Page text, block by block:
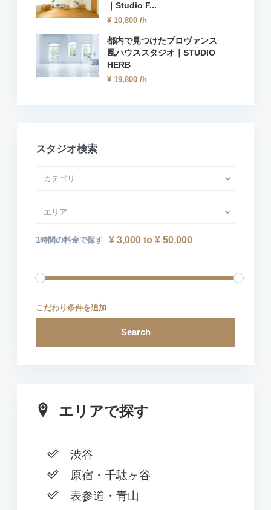
｜Studio F...
¥ 10,800 /h
都内で見つけたプロヴァンス
風ハウススタジオ｜STUDIO
HERB
¥ 19,800 /h
スタジオ検索
カテゴリ
エリア
1時間の料金で探す ¥ 3,000 to ¥ 50,000
こだわり条件を追加
Search
エリアで探す
渋谷
原宿・千駄ヶ谷
表参道・青山